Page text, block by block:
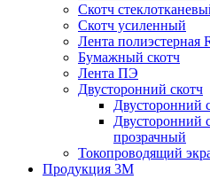
Скотч
Скотч усиленный
Лента полиэстерная
Бумажный скотч
Лента ПЭ
Двусторонний скотч
Двусторонний
Двусторонний
прозрачный
Токопроводящий
Продукция 3M